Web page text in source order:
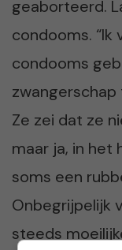
geaborteerd.
condooms. “Ik
condooms
zwangerschap
Ze zei dat ze
maar ja, in
soms een
Onbegrijpelijk
steeds